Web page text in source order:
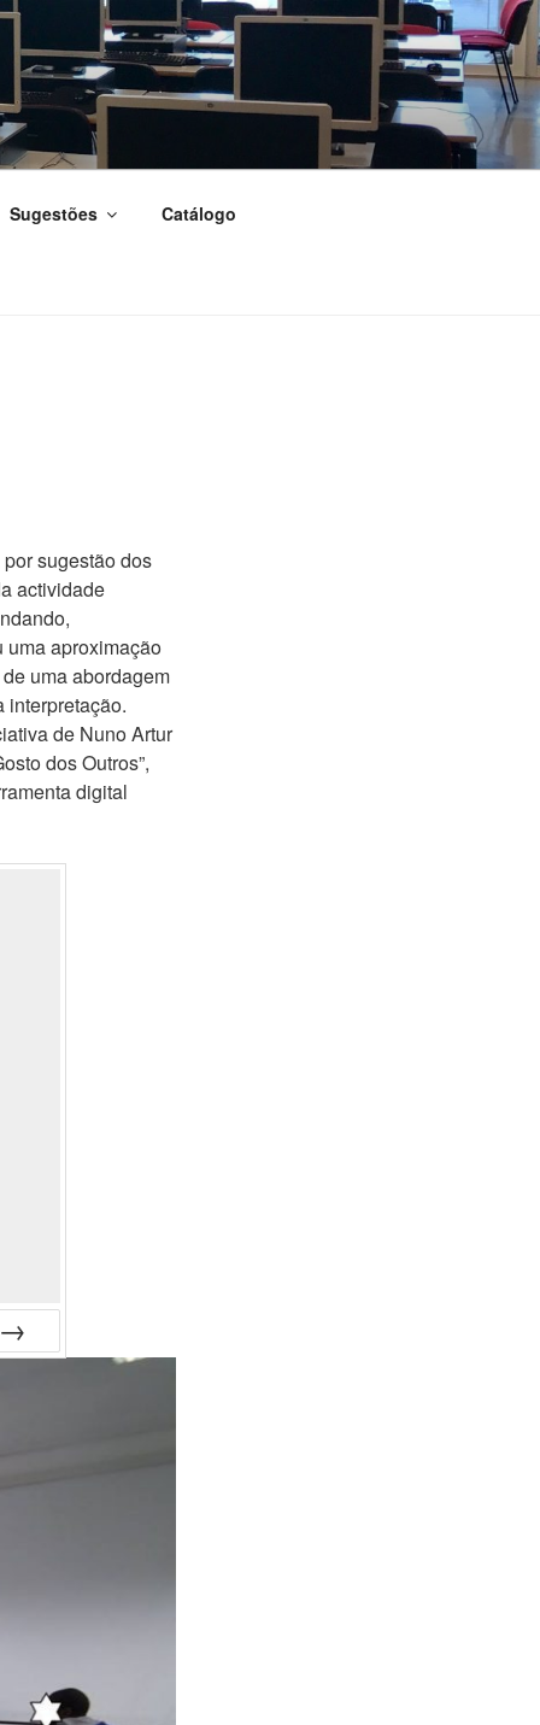
Sugestões Catálogo
sugestão dos
actividade
uma aproximação
uma abordagem
interpretação.
de Nuno Artur
dos Outros”,
digital